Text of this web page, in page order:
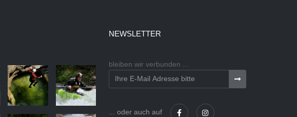
NEWSLETTER
bleiben wir verbunden ...
... oder auch auf